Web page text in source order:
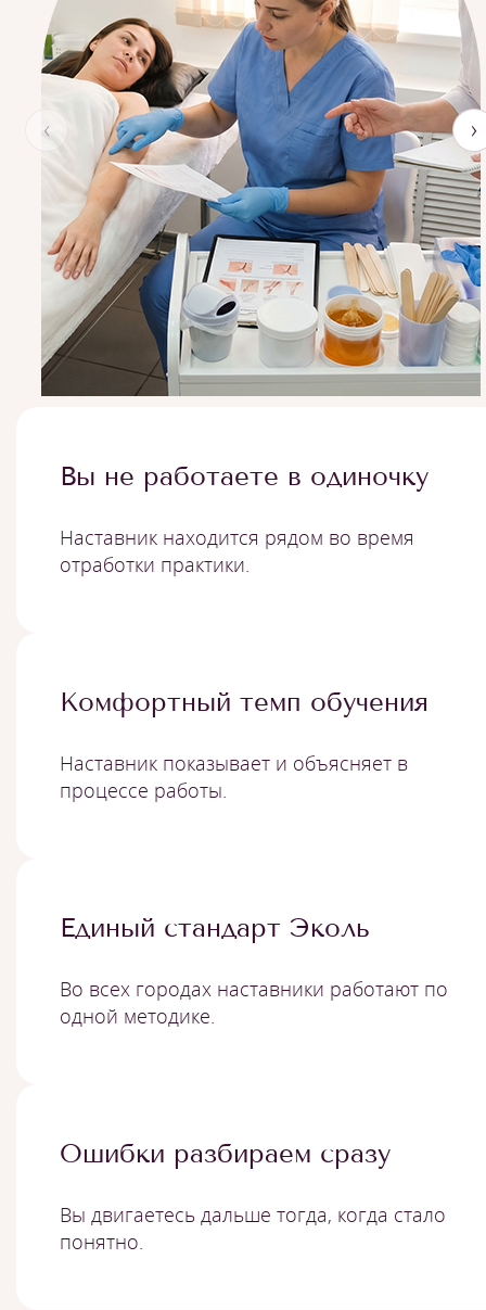
‹ ›
Вы не работаете в одиночку
Наставник находится рядом во время
отработки практики.
Комфортный темп обучения
Наставник показывает и объясняет в
процессе работы.
Единый стандарт Эколь
Во всех городах наставники работают по
одной методике.
Ошибки разбираем сразу
Вы двигаетесь дальше тогда, когда стало
понятно.